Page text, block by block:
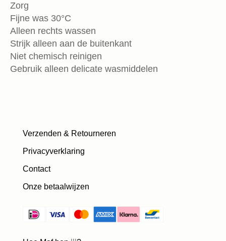
Zorg
Fijne was 30°C
Alleen rechts wassen
Strijk alleen aan de buitenkant
Niet chemisch reinigen
Gebruik alleen delicate wasmiddelen
Verzenden & Retourneren
Privacyverklaring
Contact
Onze betaalwijzen